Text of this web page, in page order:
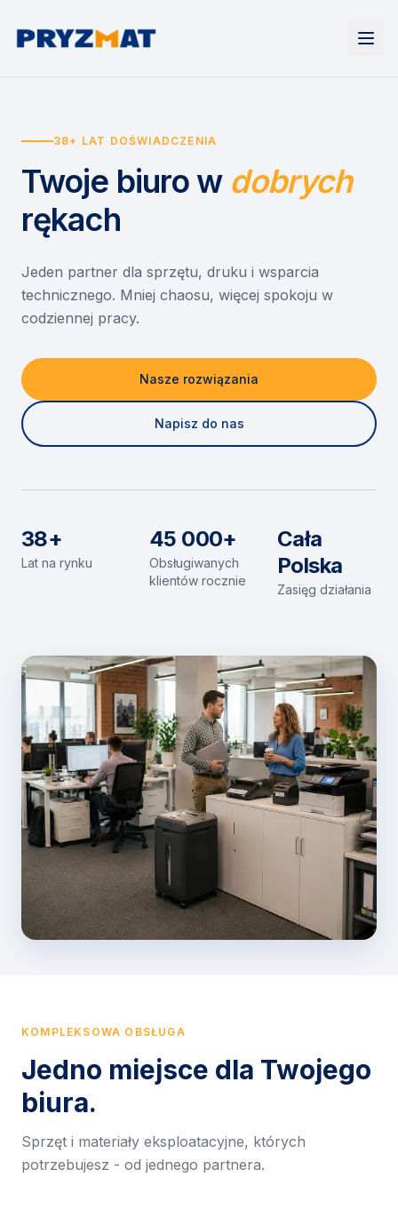
Urządzenia
Drukarki i urządzenia wielofunkcyjne
Etykiety i identyfikacja
Skanery i obieg dokumentów
Monitory interaktywne
Niszczarki dokumentów
Wynajem drukarek
Wynajem urządzeń biurowych
Asystent druku
EZD RP
Misja szkoła
Serwis
O nas
Kontakt
38+ LAT DOŚWIADCZENIA
Twoje biuro w dobrych
rękach
Jeden partner dla sprzętu, druku i wsparcia
technicznego. Mniej chaosu, więcej spokoju w
codziennej pracy.
Nasze rozwiązania
Napisz do nas
38+
Lat na rynku
45 000+
Obsługiwanych
klientów rocznie
Cała
Polska
Zasięg działania
KOMPLEKSOWA OBSŁUGA
Jedno miejsce dla Twojego
biura.
Sprzęt i materiały eksploatacyjne, których
potrzebujesz - od jednego partnera.